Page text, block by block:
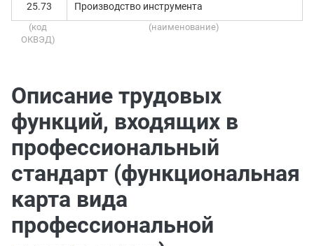
25.73 Производство инструмента
(код
ОКВЭД)
(наименование)
Описание трудовых
функций, входящих в
профессиональный
стандарт (функциональная
карта вида
профессиональной